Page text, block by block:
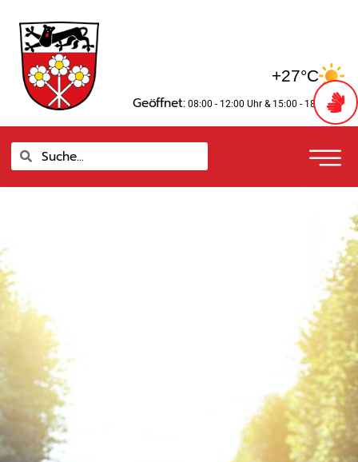
Inhalt
springen
+27°C
Geöffnet: 08:00 - 12:00 Uhr & 15:00 - 18:00 Uhr
SucheSuche